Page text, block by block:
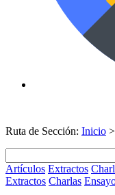
Ruta de Sección: Inicio >
Artículos Extractos
Extractos Charlas